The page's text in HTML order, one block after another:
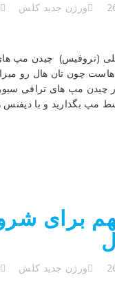
ورژن جدید کلش
(تروفیس) چیدن مپ های
چون تان هال رو
مپ بگذارید و با
مهم برای
ورژن جدید کلش